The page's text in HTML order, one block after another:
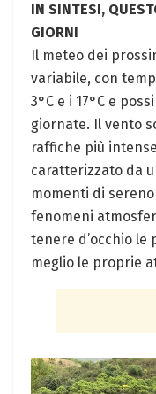
IN SINTESI,
GIORNI
Il meteo dei
variabile, con
3°C e i 17°C e
giornate. Il vento
raffiche più
caratterizzato da
momenti di
fenomeni
tenere d’occhio
meglio le proprie